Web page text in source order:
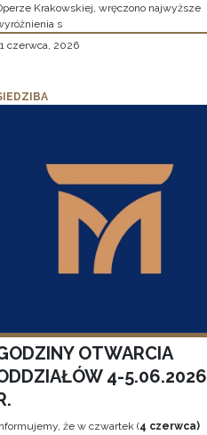
Krakowskiej, wręczono najwyższe
s
czerwca, 2026
OTWARCIA
4-5.06.2026
że w czwartek (4 czerwca)